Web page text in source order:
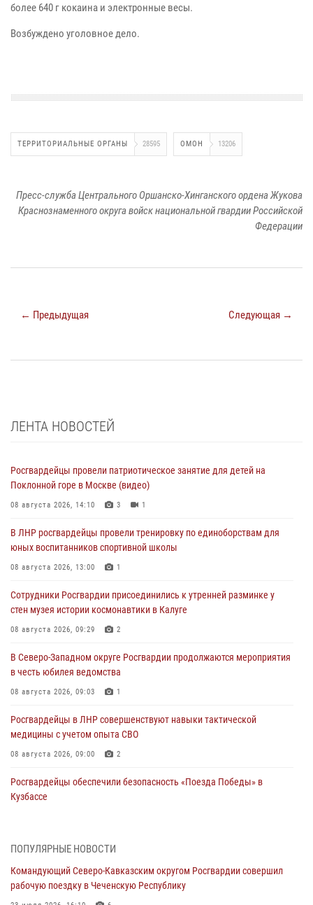
более 640 г кокаина и электронные весы.
Возбуждено уголовное дело.
ТЕРРИТОРИАЛЬНЫЕ ОРГАНЫ 28595 ОМОН 13206
Пресс-служба Центрального Оршанско-Хинганского ордена Жукова
Краснознаменного округа войск национальной гвардии Российской
Федерации
← Предыдущая Следующая →
ЛЕНТА НОВОСТЕЙ
Росгвардейцы провели патриотическое занятие для детей на
Поклонной горе в Москве (видео)
08 августа 2026, 14:10 3 1
В ЛНР росгвардейцы провели тренировку по единоборствам для
юных воспитанников спортивной школы
08 августа 2026, 13:00 1
Сотрудники Росгвардии присоединились к утренней разминке у
стен музея истории космонавтики в Калуге
08 августа 2026, 09:29 2
В Северо-Западном округе Росгвардии продолжаются мероприятия
в честь юбилея ведомства
08 августа 2026, 09:03 1
Росгвардейцы в ЛНР совершенствуют навыки тактической
медицины с учетом опыта СВО
08 августа 2026, 09:00 2
Росгвардейцы обеспечили безопасность «Поезда Победы» в
Кузбассе
ОМОН «Ойрат» Управления Росгвардии по Республике Калмыкия
08 августа 2026, 07:00
ПОПУЛЯРНЫЕ НОВОСТИ
Командующий Северо-Кавказским округом Росгвардии совершил
рабочую поездку в Чеченскую Республику